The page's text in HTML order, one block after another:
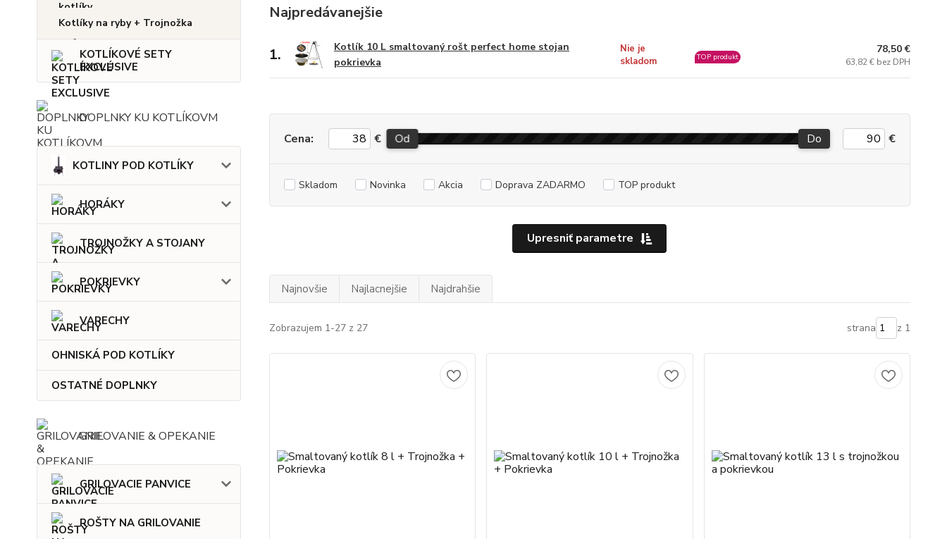
Kotlíky na ryby + Trojnožka
KOTLÍKOVÉ SETY
EXCLUSIVE
DOPLNKY KU KOTLÍKOVM
KOTLINY POD KOTLÍKY
HORÁKY
TROJNOŽKY A STOJANY
POKRIEVKY
VARECHY
OHNISKÁ POD KOTLÍKY
OSTATNÉ DOPLNKY
GRILOVANIE & OPEKANIE
GRILOVACIE PANVICE
ROŠTY NA GRILOVANIE
Najpredávanejšie
1.
Kotlík 10 L smaltovaný rošt perfect home stojan
pokrievka
Nie je
skladom
TOP produkt
78,50 €
63,82 € bez DPH
Upresniť parametre
Cena: € Od Do €
Skladom Novinka Akcia Doprava ZADARMO TOP produkt
Najnovšie Najlacnejšie Najdrahšie
Zobrazujem 1-27 z 27 strana z 1